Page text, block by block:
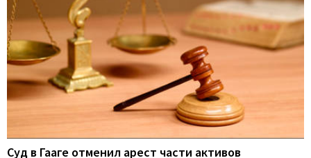
Суд в Гааге отменил арест части активов